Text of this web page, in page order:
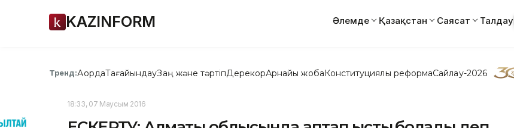
KAZINFORM Әлемде Қазақстан Саясат Талдау
Тренд:АқордаТағайындауЗаң және тәртіпДерекқорАрнайы жобаКонституциялық реформаСайлау-2026
18:33, 07 Маусым 2016